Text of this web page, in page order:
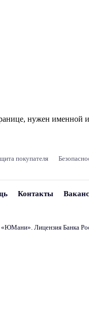
нужен
покупателя
Контакты
ЮМани». Лицензия Банка